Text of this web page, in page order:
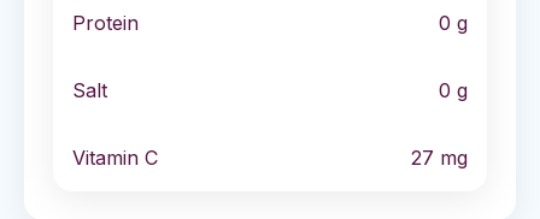
Protein 0 g
Salt 0 g
Vitamin C 27 mg